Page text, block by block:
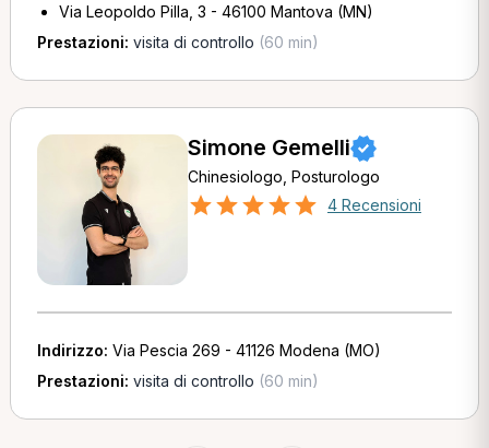
Via Leopoldo Pilla, 3 - 46100 Mantova (MN)
Prestazioni: visita di controllo (60 min)
Simone Gemelli
Chinesiologo, Posturologo
4 Recensioni
Indirizzo: Via Pescia 269 - 41126 Modena (MO)
Prestazioni: visita di controllo (60 min)